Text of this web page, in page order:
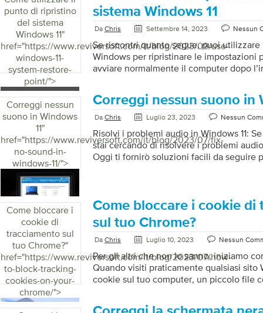
dei driver forniscono quindi prestazioni
più fluide. Aumentare la sicurezza: i
spesso miglioramenti della sicurezza,
vulnerabilità vengano sfruttate dai
punto di ripristino
del sistema
Windows 11"
href="https://www.reviversoft.com/it/blog/2023/09/use-
windows-11-
system-restore-
point/">
sistema Windows 11
Da Chris Settembre 14, 2023 Nessun
Se riscontri quanto segue, puoi
Windows per ripristinare le impostazioni
avviare normalmente il computer dopo
un driver di sistema Windows non si
l’applicazione di un aggiornamento
schermata nera all’avvio del computer Il
precedente nel tempo. Un punto di
si installa un nuovo software, driver o […]
Correggi nessun
suono in Windows
11"
href="https://www.reviversoft.com/it/blog/2023/07/fix-
no-sound-in-
windows-11/">
Correggi nessun suono in
Da Chris Luglio 23, 2023 Nessun
Risolvi i problemi audio in Windows 11:
stai cercando di risolvere i problemi
Oggi ti fornirò soluzioni facili da seguire
volume, assicurati di regolarlo di
dispositivi audio, assicurati di impostare
come predefinito e di scollegare/
Per impostare un dispositivo audio […]
Come bloccare i
cookie di
tracciamento sul
tuo Chrome?"
href="https://www.reviversoft.com/it/blog/2023/07/how-
to-block-tracking-
cookies-on-your-
chrome/">
Come bloccare i cookie di
sul tuo Chrome?
Da Chris Luglio 10, 2023 Nessun
Per gli altri che non lo sanno, iniziamo
Quando visiti praticamente qualsiasi sito
cookie sul tuo computer, un piccolo file
possono essere creati e utilizzati sia dai